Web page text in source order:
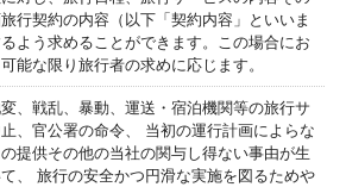
行契約の内容（以下「契約内容」といいま
よう求めることができます。この場合にお
能な限り旅行者の求めに応じます。
、戦乱、暴動、運送・宿泊機関等の旅行サ
、官公署の命令、 当初の運行計画によらな
提供その他の当社の関与し得ない事由が生
、 旅行の安全かつ円滑な実施を図るためや